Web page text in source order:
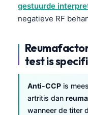
gestuurde
negatieve RF
test is
Anti-CCP is
artritis dan
wanneer de titer